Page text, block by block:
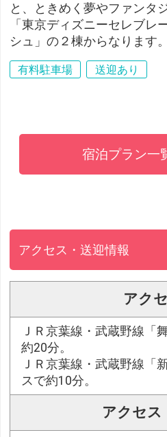
と、ときめく夢やファンタ
「東京ディズニーセレブレ
シュ」の２棟からなります。
有料駐車場 送迎あり
宿泊プラン一
アクセス・送迎情報
アク
ＪＲ京葉線・武蔵野線「
約20分。
ＪＲ京葉線・武蔵野線「
スで約10分。
アクセス